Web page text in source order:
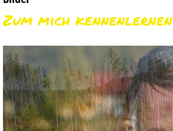
Zum mich kennenlernen